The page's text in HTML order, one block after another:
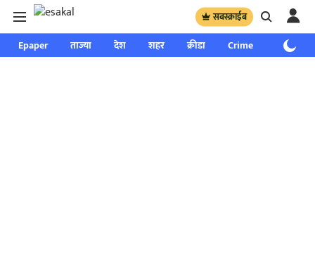
सबस्क्राईब
Epaper ताज्या देश शहर क्रीडा Crime साप्ताहिक